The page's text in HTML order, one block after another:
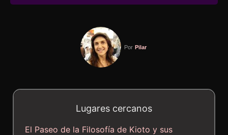
Por Pilar
Lugares cercanos
El Paseo de la Filosofía de Kioto y sus